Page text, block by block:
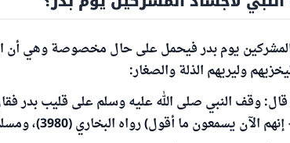
يوم بدر فيحمل على حال مخصوصة وهي أن
وليريهم الذلة والصغار:
قال: وقف النبي صلى الله عليه وسلم على قليب بدر
ما أقول) رواه البخاري (3980)، ومسلم (932).